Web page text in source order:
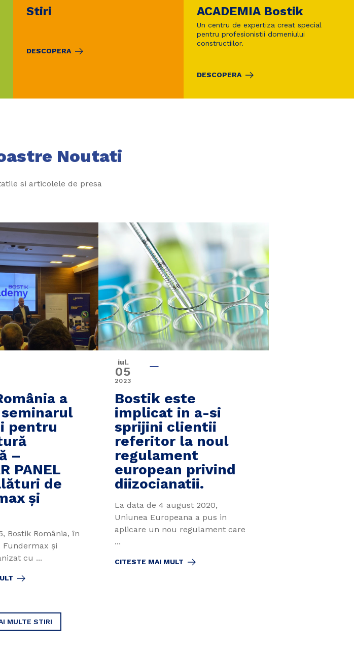
Stiri
DESCOPERA
ACADEMIA Bostik
Un centru de expertiza creat special
pentru profesionistii domeniului
constructiilor.
DESCOPERA
Noutati
si articolele de presa
a
pentru
–
PANEL
de
și
Bostik România, în
și
cu ...
iul.
05
2023
Bostik este
implicat in a-si
sprijini clientii
referitor la noul
regulament
european privind
diizocianatii.
La data de 4 august 2020,
Uniunea Europeana a pus in
aplicare un nou regulament care
...
CITESTE MAI MULT
MULTE STIRI